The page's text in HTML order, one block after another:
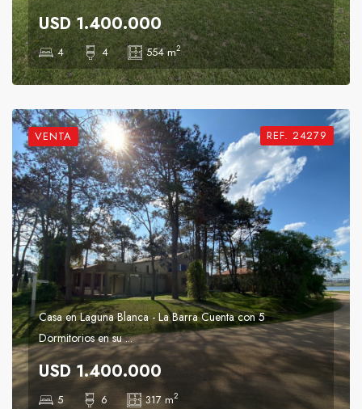
USD 1.400.000
4 4 554 m2
VENTA REF. 24279
Casa en Laguna Blanca - La Barra Cuenta con 5
Dormitorios en su ...
USD 1.400.000
5 6 317 m2